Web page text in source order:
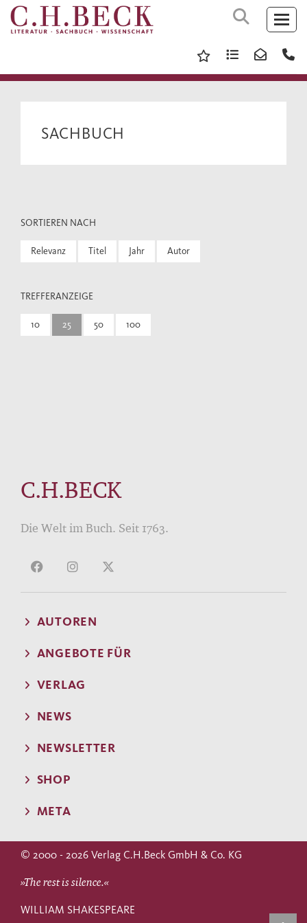
SACHBUCH
SORTIEREN NACH
Relevanz Titel Jahr Autor
TREFFERANZEIGE
10 25 50 100
C.H.BECK
Die Welt im Buch. Seit 1763.
AUTOREN
ANGEBOTE FÜR
VERLAG
NEWS
NEWSLETTER
SHOP
META
© 2000 - 2026 Verlag C.H.Beck GmbH & Co. KG
»The rest is silence.«
WILLIAM SHAKESPEARE